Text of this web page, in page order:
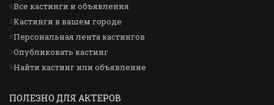
Все кастинги и объявления
Кастинги в вашем городе
Персональная лента кастингов
Опубликовать кастинг
Найти кастинг или объявление
ПОЛЕЗНО ДЛЯ АКТЕРОВ